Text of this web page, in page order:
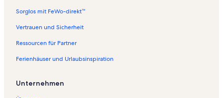
Sorglos mit FeWo-direkt™
Vertrauen und Sicherheit
Ressourcen für Partner
Ferienhäuser und Urlaubsinspiration
Unternehmen